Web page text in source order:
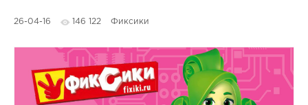
26-04-16 146 122 Фиксики